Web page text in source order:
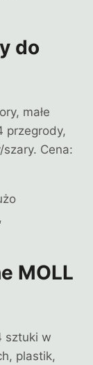
do
małe
przegrody,
szary. Cena:
MOLL
sztuki w
plastik,